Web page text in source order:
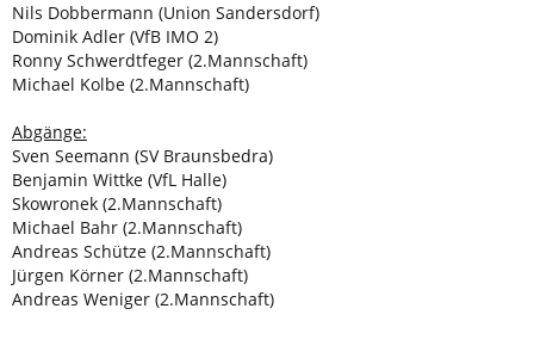
Nils Dobbermann (Union Sandersdorf)
Dominik Adler (VfB IMO 2)
Ronny Schwerdtfeger (2.Mannschaft)
Michael Kolbe (2.Mannschaft)
Abgänge:
Sven Seemann (SV Braunsbedra)
Benjamin Wittke (VfL Halle)
Skowronek (2.Mannschaft)
Michael Bahr (2.Mannschaft)
Andreas Schütze (2.Mannschaft)
Jürgen Körner (2.Mannschaft)
Andreas Weniger (2.Mannschaft)